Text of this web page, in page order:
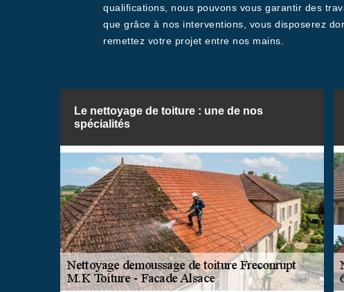
qualifications, nous pouvons vous garantir des
que grâce à nos interventions, vous disposerez
remettez votre projet entre nos mains.
Le nettoyage de toiture : une de nos
spécialités